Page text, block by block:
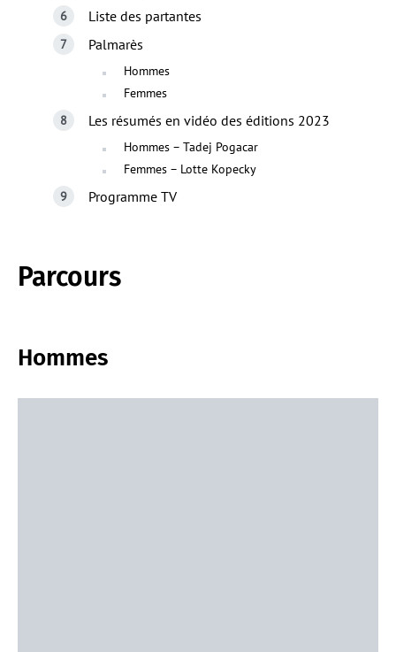
Liste des partantes
Palmarès
Hommes
Femmes
Les résumés en vidéo des éditions 2023
Hommes – Tadej Pogacar
Femmes – Lotte Kopecky
Programme TV
Parcours
Hommes